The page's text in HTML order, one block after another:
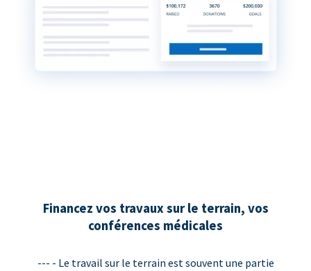
Financez vos travaux sur le terrain, vos
conférences médicales
--- - Le travail sur le terrain est souvent une partie